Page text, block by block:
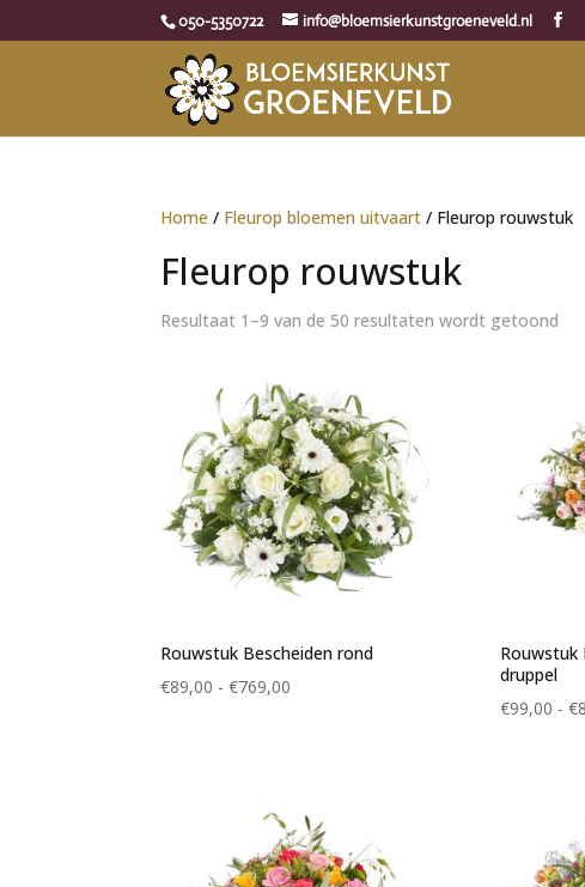
050-5350722 info@bloemsierkunstgroeneveld.nl
Home / Fleurop bloemen uitvaart / Fleurop rouwstuk
Fleurop rouwstuk
Resultaat 1–9 van de 50 resultaten wordt getoond
Rouwstuk Bescheiden rond
€89,00 - €769,00
Rouwstuk
druppel
€99,00 - €